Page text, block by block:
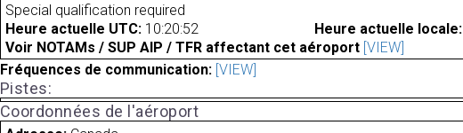
Special qualification required
Heure actuelle UTC: 10:20:52
Heure actuelle locale:
Voir NOTAMs / SUP AIP / TFR affectant cet aéroport [VIEW]
Fréquences de communication: [VIEW]
Pistes:
Coordonnées de l'aéroport